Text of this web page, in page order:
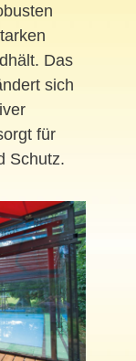
Das
sich
für
Schutz.